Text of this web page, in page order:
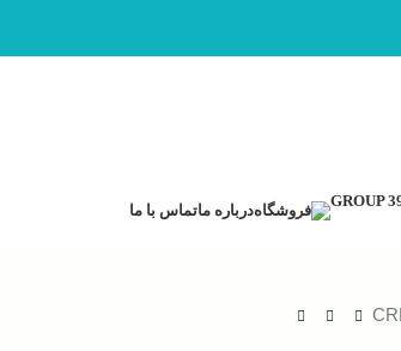
فروشگاهدرباره ماتماس با ما